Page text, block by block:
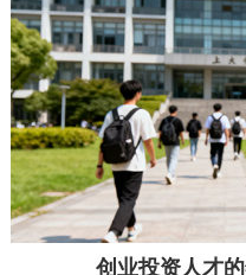
创业投资人才